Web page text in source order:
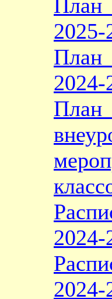
План
2025-
План
2024-
2024-
2024-